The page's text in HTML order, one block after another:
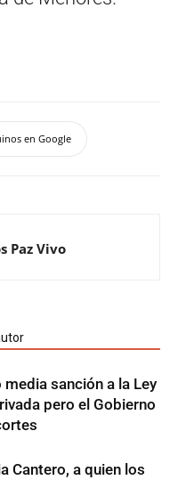
en Google
Paz Vivo
media sanción a la Ley
pero el Gobierno
Cantero, a quien los